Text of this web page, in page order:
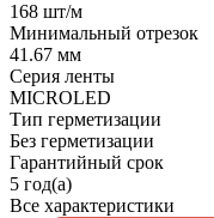
168 шт/м
Минимальный отрезок
41.67 мм
Серия ленты
MICROLED
Тип герметизации
Без герметизации
Гарантийный срок
5 год(а)
Все характеристики